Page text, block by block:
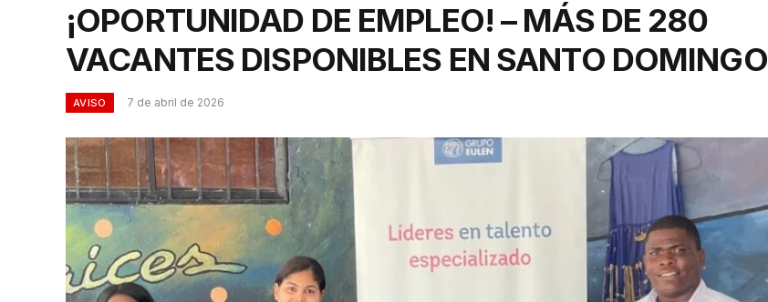
¡OPORTUNIDAD DE EMPLEO! – MÁS DE 280
VACANTES DISPONIBLES EN SANTO DOMINGO
AVISO 7 de abril de 2026